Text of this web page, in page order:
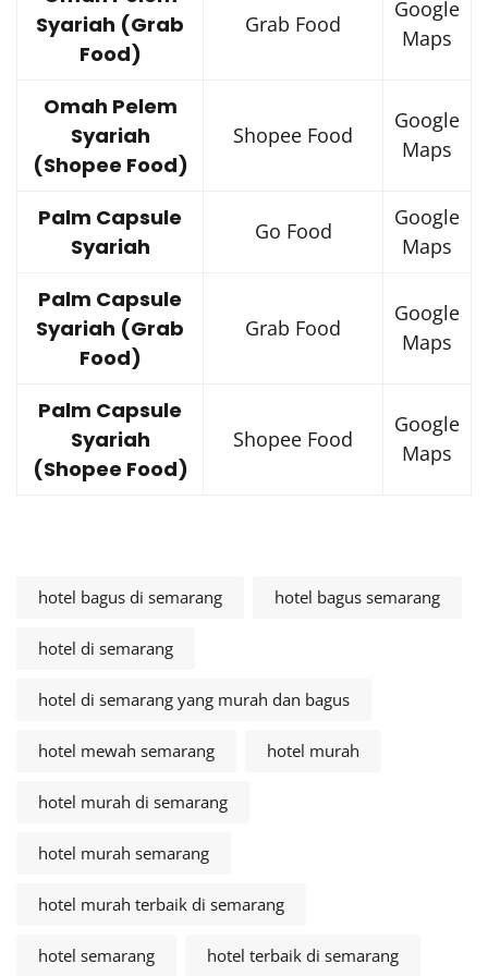
Syariah (Grab
Food)
Grab Food
Google
Maps
Omah Pelem
Syariah
(Shopee Food)
Shopee Food
Google
Maps
Palm Capsule
Syariah
Go Food
Google
Maps
Palm Capsule
Syariah (Grab
Food)
Grab Food
Google
Maps
Palm Capsule
Syariah
(Shopee Food)
Shopee Food
Google
Maps
hotel bagus di semarang hotel bagus semarang
hotel di semarang
hotel di semarang yang murah dan bagus
hotel mewah semarang hotel murah
hotel murah di semarang
hotel murah semarang
hotel murah terbaik di semarang
hotel semarang hotel terbaik di semarang